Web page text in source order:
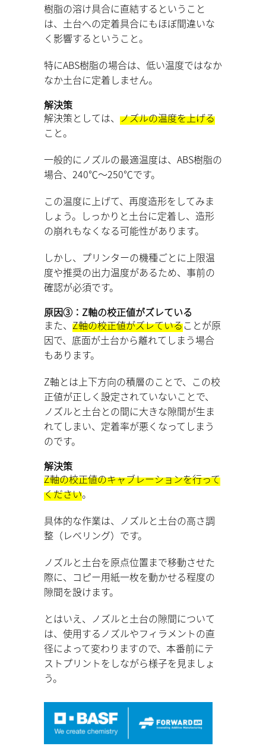
樹脂の溶け具合に直結するということ
は、土台への定着具合にもほぼ間違いな
く影響するということ。
特にABS樹脂の場合は、低い温度ではなか
なか土台に定着しません。
解決策
解決策としては、 ノズルの温度を上げる
こと。
一般的にノズルの最適温度は、ABS樹脂の
場合、240℃～250℃です。
この温度に上げて、再度造形をしてみま
しょう。しっかりと土台に定着し、造形
の崩れもなくなる可能性があります。
しかし、プリンターの機種ごとに上限温
度や推奨の出力温度があるため、事前の
確認が必須です。
原因③：Z軸の校正値がズレている
また、 Z軸の校正値がズレていることが原
因で、底面が土台から離れてしまう場合
もあります。
Z軸とは上下方向の積層のことで、この校
正値が正しく設定されていないことで、
ノズルと土台との間に大きな隙間が生ま
れてしまい、定着率が悪くなってしまう
のです。
解決策
Z軸の校正値のキャブレーションを行って
ください。
具体的な作業は、ノズルと土台の高さ調
整（レベリング）です。
ノズルと土台を原点位置まで移動させた
際に、コピー用紙一枚を動かせる程度の
隙間を設けます。
とはいえ、ノズルと土台の隙間について
は、使用するノズルやフィラメントの直
径によって変わりますので、本番前にテ
ストプリントをしながら様子を見ましょ
う。